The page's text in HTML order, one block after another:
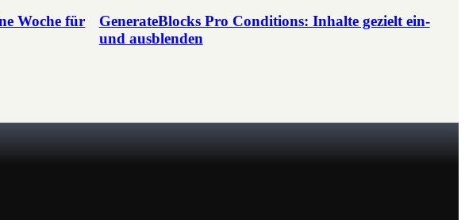
Woche für
GenerateBlocks Pro Conditions: Inhalte gezielt ein-
und ausblenden